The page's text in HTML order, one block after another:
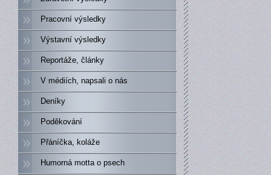
Pracovní výsledky
Výstavní výsledky
Reportáže, články
V médiích, napsali o nás
Deníky
Poděkování
Přáníčka, koláže
Humorná motta o psech